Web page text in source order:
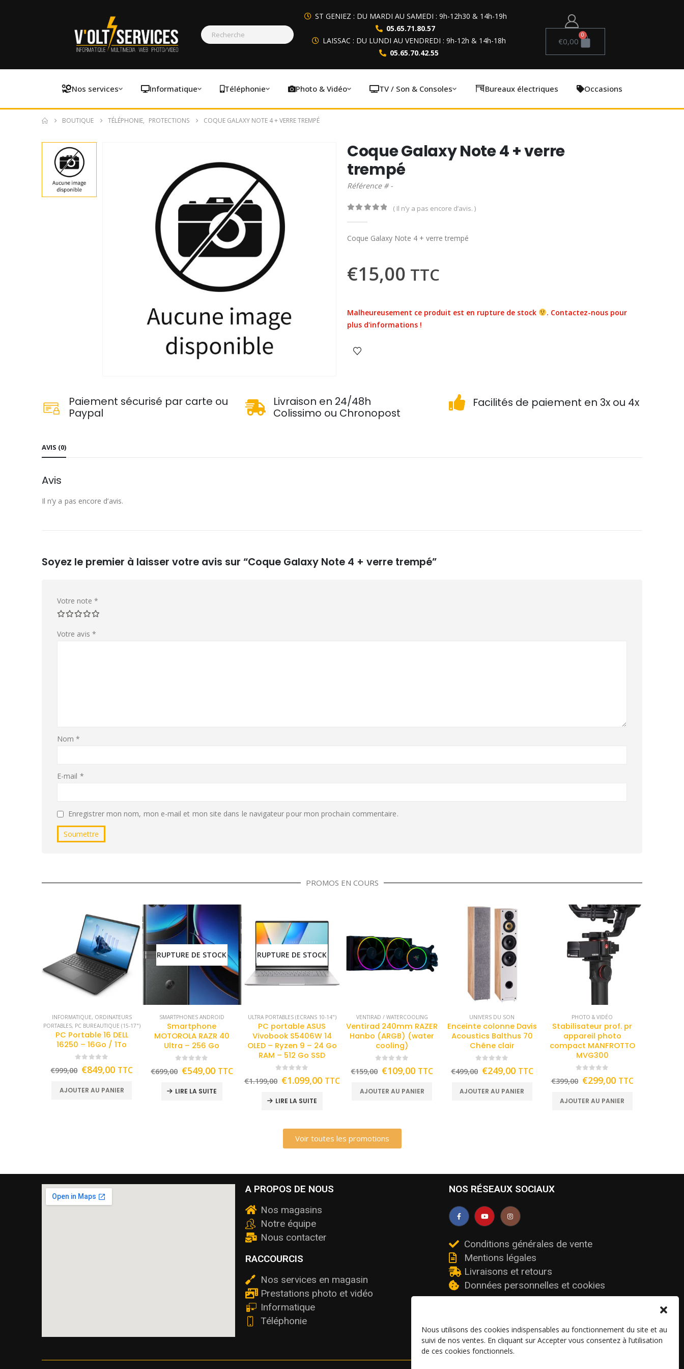
Nous utilisons des cookies indispensables au fonctionnement du site et au
suivi de nos ventes. En cliquant sur Accepter vous consentez à l’utilisation
de ces cookies fonctionnels.
ST GENIEZ : DU MARDI AU SAMEDI : 9h-12h30 & 14h-19h
05.65.71.80.57
LAISSAC : DU LUNDI AU VENDREDI : 9h-12h & 14h-18h
05.65.70.42.55
€0,00
0
Nos services Informatique Téléphonie Photo & Vidéo TV / Son & Consoles Bureaux électriques Occasions
BOUTIQUE TÉLÉPHONIE, PROTECTIONS COQUE GALAXY NOTE 4 + VERRE TREMPÉ
Coque Galaxy Note 4 + verre
trempé
Référence # -
( Il n’y a pas encore d’avis. )
Coque Galaxy Note 4 + verre trempé
€15,00 TTC
Malheureusement ce produit est en rupture de stock
. Contactez-nous pour
plus d'informations !
Paiement sécurisé par carte ou
Paypal
Livraison en 24/48h
Colissimo ou Chronopost
Facilités de paiement en 3x ou 4x
AVIS (0)
Avis
Il n’y a pas encore d’avis.
Soyez le premier à laisser votre avis sur “Coque Galaxy Note 4 + verre trempé”
Votre note *
Votre avis *
Nom*
E-mail *
Enregistrer mon nom, mon e-mail et mon site dans le navigateur pour mon prochain commentaire.
PROMOS EN COURS
INFORMATIQUE, ORDINATEURS
PORTABLES, PC BUREAUTIQUE (15-17")
PC Portable 16 DELL
16250 – 16Go / 1To
€999,00 €849,00 TTC
AJOUTER AU PANIER
RUPTURE DE STOCK
SMARTPHONES ANDROID
Smartphone
MOTOROLA RAZR 40
Ultra – 256 Go
€699,00 €549,00 TTC
LIRE LA SUITE
RUPTURE DE STOCK
ULTRA PORTABLES (ECRANS 10-14")
PC portable ASUS
Vivobook S5406W 14
OLED – Ryzen 9 – 24 Go
RAM – 512 Go SSD
€1.199,00 €1.099,00 TTC
LIRE LA SUITE
VENTIRAD / WATERCOOLING
Ventirad 240mm RAZER
Hanbo (ARGB) (water
cooling)
€159,00 €109,00 TTC
AJOUTER AU PANIER
UNIVERS DU SON
Enceinte colonne Davis
Acoustics Balthus 70
Chêne clair
€499,00 €249,00 TTC
AJOUTER AU PANIER
PHOTO & VIDÉO
Stabilisateur prof. pr
appareil photo
compact MANFROTTO
MVG300
€399,00 €299,00 TTC
AJOUTER AU PANIER
Voir toutes les promotions
A PROPOS DE NOUS
Nos magasins
Notre équipe
Nous contacter
RACCOURCIS
Nos services en magasin
Prestations photo et vidéo
Informatique
Téléphonie
NOS RÉSEAUX SOCIAUX
Conditions générales de vente
Mentions légales
Livraisons et retours
Données personnelles et cookies